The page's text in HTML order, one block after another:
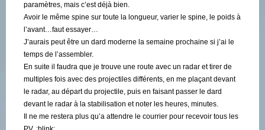
paramètres, mais c’est déjà bien.
Avoir le même spine sur toute la longueur, varier le spine, le poids à
l’avant…faut essayer…
J’aurais peut être un dard moderne la semaine prochaine si j’ai le
temps de l’assembler.
En suite il faudra que je trouve une route avec un radar et tirer de
multiples fois avec des projectiles différents, en me plaçant devant
le radar, au départ du projectile, puis en faisant passer le dard
devant le radar à la stabilisation et noter les heures, minutes.
Il ne me restera plus qu’a attendre le courrier pour recevoir tous les